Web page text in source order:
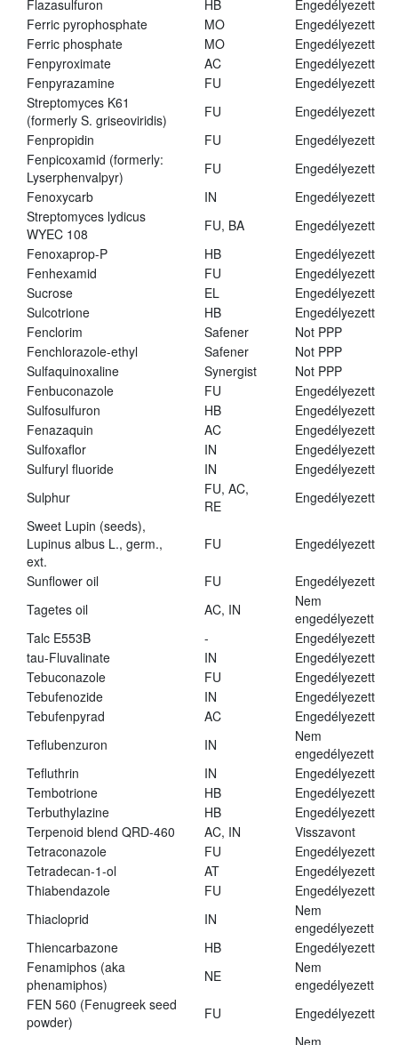
Flazasulfuron
HB
Engedélyezett
Ferric pyrophosphate
MO
Engedélyezett
Ferric phosphate
MO
Engedélyezett
Fenpyroximate
AC
Engedélyezett
Fenpyrazamine
FU
Engedélyezett
Streptomyces K61
(formerly S. griseoviridis)
FU
Engedélyezett
Fenpropidin
FU
Engedélyezett
Fenpicoxamid (formerly:
Lyserphenvalpyr)
FU
Engedélyezett
Fenoxycarb
IN
Engedélyezett
Streptomyces lydicus
WYEC 108
FU, BA
Engedélyezett
Fenoxaprop-P
HB
Engedélyezett
Fenhexamid
FU
Engedélyezett
Sucrose
EL
Engedélyezett
Sulcotrione
HB
Engedélyezett
Fenclorim
Safener
Not PPP
Fenchlorazole-ethyl
Safener
Not PPP
Sulfaquinoxaline
Synergist
Not PPP
Fenbuconazole
FU
Engedélyezett
Sulfosulfuron
HB
Engedélyezett
Fenazaquin
AC
Engedélyezett
Sulfoxaflor
IN
Engedélyezett
Sulfuryl fluoride
IN
Engedélyezett
Sulphur
FU, AC,
RE
Engedélyezett
Sweet Lupin (seeds),
Lupinus albus L., germ.,
ext.
FU Engedélyezett
Sunflower oil FU
Engedélyezett
Tagetes oil
AC, IN
Nem
engedélyezett
Talc E553B
-
Engedélyezett
tau-Fluvalinate
IN
Engedélyezett
Tebuconazole
FU
Engedélyezett
Tebufenozide
IN
Engedélyezett
Tebufenpyrad
AC
Engedélyezett
Teflubenzuron
IN
Nem
engedélyezett
Tefluthrin
IN
Engedélyezett
Tembotrione
HB
Engedélyezett
Terbuthylazine
HB
Engedélyezett
Terpenoid blend QRD-460
AC, IN
Visszavont
Tetraconazole
FU
Engedélyezett
Tetradecan-1-ol
AT
Engedélyezett
Thiabendazole
FU
Engedélyezett
Thiacloprid
IN
Nem
engedélyezett
Thiencarbazone
HB
Engedélyezett
Fenamiphos (aka
phenamiphos)
NE
Nem
engedélyezett
FEN 560 (Fenugreek seed
powder)
FU Engedélyezett